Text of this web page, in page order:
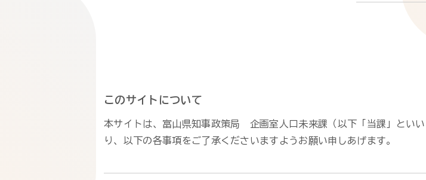
このサイトについて
本サイトは、富山県知事政策局 企画室人口未来課（以下「当課」とい
り、以下の各事項をご了承くださいますようお願い申しあげます。